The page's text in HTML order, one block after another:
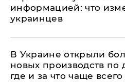
информацией: что
украинцев
В Украине открыли
новых производств по
где и за что чаще